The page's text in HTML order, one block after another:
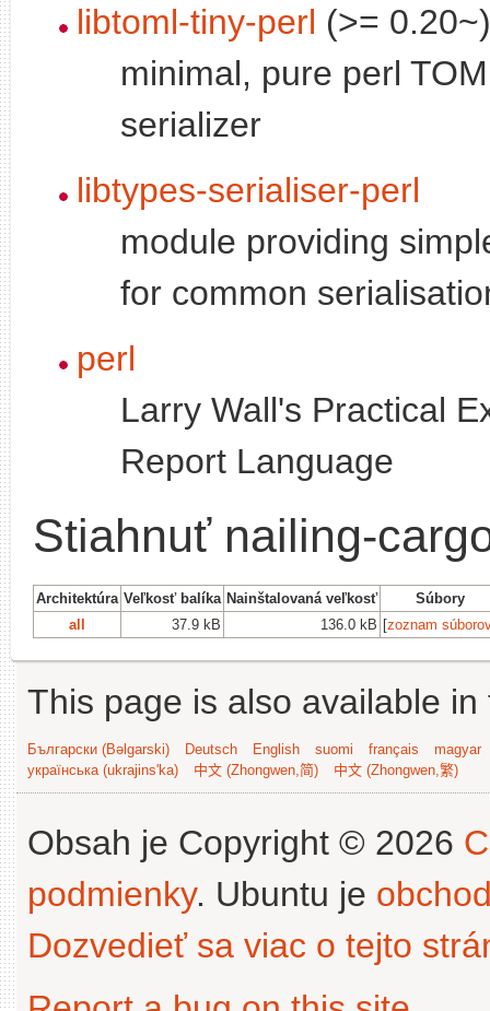
libtoml-tiny-perl (>= 0.20~)
minimal, pure perl
serializer
libtypes-serialiser-perl
module providing
for common
perl
Larry Wall's Practical
Report Language
Stiahnuť nailing-
Architektúra Veľkosť balíka Nainštalovaná veľkosť
Súbory
all
37.9 kB 136.0 kB [zoznam
This page is also available
Български (Bəlgarski) Deutsch English suomi français
magyar
українська (ukrajins'ka)
中文 (Zhongwen,简) 中文 (Zhongwen,繁)
Obsah je Copyright © 2026
podmienky. Ubuntu je
Dozvedieť sa viac o tejto